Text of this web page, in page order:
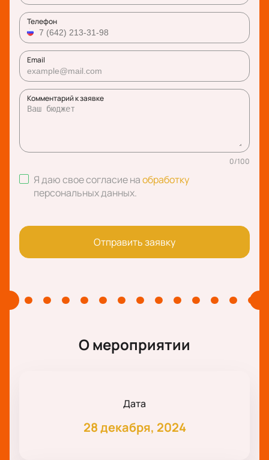
Телефон
Email
Комментарий к заявке
0/100
Я даю свое согласие наобработку
персональных данных.
Отправить заявку
О мероприятии
Дата
28 декабря, 2024